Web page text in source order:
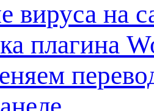
вируса на
плагина